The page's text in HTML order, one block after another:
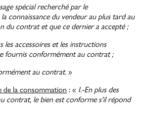
spécial recherché par le
connaissance du vendeur au plus tard au
du contrat et que ce dernier a accepté ;
les accessoires et les instructions
fournis conformément au contrat ;
au contrat.»
la consommation : « I.-En plus des
contrat, le bien est conforme s'il répond